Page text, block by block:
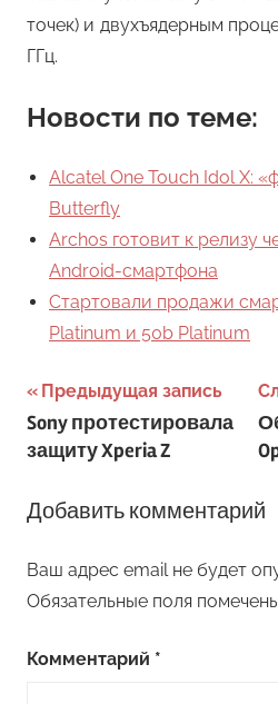
точек) и двухъядерным
ГГц.
Новости по теме:
Alcatel One Touch Idol X:
Butterfly
Archos готовит к релизу
Android-смартфона
Стартовали продажи
Platinum и 50b Platinum
Навигация
по
Предыдущая запись
Sony протестировала
защиту Xperia Z
Добавить комментарий
Ваш адрес email не будет
Обязательные поля
Комментарий *